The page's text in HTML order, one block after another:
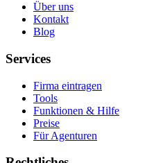
Über uns
Kontakt
Blog
Services
Firma eintragen
Tools
Funktionen & Hilfe
Preise
Für Agenturen